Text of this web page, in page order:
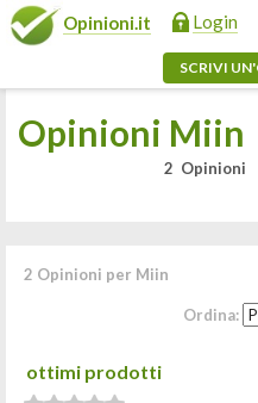
Opinioni.it Login
SCRIVI
Opinioni Miin
2 Opinioni
2 Opinioni per Miin
Ordina:
ottimi prodotti